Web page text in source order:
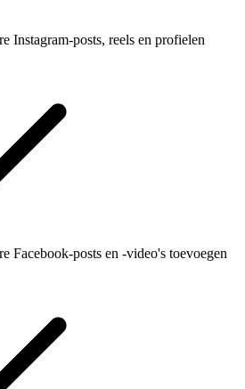
Instagram-posts, reels en profielen
Facebook-posts en -video's toevoegen